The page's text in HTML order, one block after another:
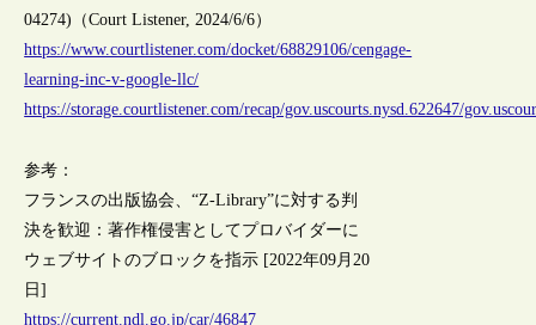
04274)（Court Listener, 2024/6/6）
https://www.courtlistener.com/docket/68829106/cengage-
learning-inc-v-google-llc/
https://storage.courtlistener.com/recap/gov.uscourts.nysd.622647/
参考：
フランスの出版協会、“Z-Library”に対する判
決を歓迎：著作権侵害としてプロバイダーに
ウェブサイトのブロックを指示 [2022年09月20
日]
https://current.ndl.go.jp/car/46847